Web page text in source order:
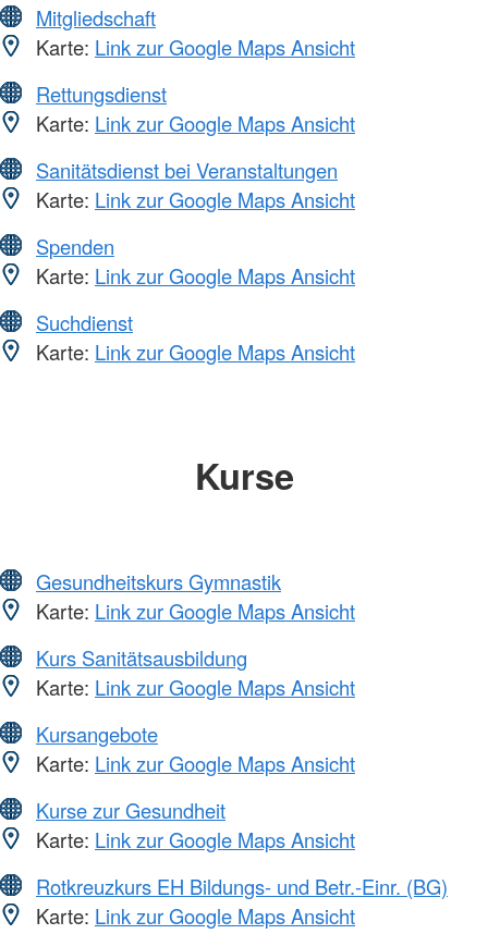
Mitgliedschaft
Karte: Link zur Google Maps Ansicht
Rettungsdienst
Karte: Link zur Google Maps Ansicht
Sanitätsdienst bei Veranstaltungen
Karte: Link zur Google Maps Ansicht
Spenden
Karte: Link zur Google Maps Ansicht
Suchdienst
Karte: Link zur Google Maps Ansicht
Kurse
Gesundheitskurs Gymnastik
Karte: Link zur Google Maps Ansicht
Kurs Sanitätsausbildung
Karte: Link zur Google Maps Ansicht
Kursangebote
Karte: Link zur Google Maps Ansicht
Kurse zur Gesundheit
Karte: Link zur Google Maps Ansicht
Rotkreuzkurs EH Bildungs- und Betr.-Einr. (BG)
Karte: Link zur Google Maps Ansicht